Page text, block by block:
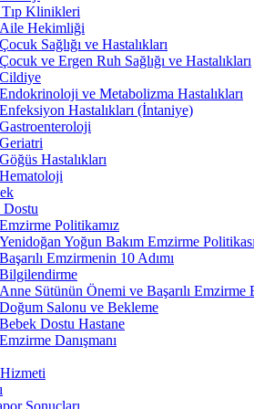
Klinikleri
Aile Hekimliği
Çocuk Sağlığı ve Hastalıkları
Çocuk ve Ergen Ruh Sağlığı ve Hastalıkları
Cildiye
Endokrinoloji ve Metabolizma Hastalıkları
Enfeksiyon Hastalıkları (İntaniye)
Gastroenteroloji
Geriatri
Göğüs Hastalıkları
Hematoloji
Dostu
Emzirme Politikamız
Yenidoğan Yoğun Bakım Emzirme Politikası
Başarılı Emzirmenin 10 Adımı
Bilgilendirme
Anne Sütünün Önemi ve Başarılı Emzirme
Doğum Salonu ve Bekleme
Bebek Dostu Hastane
Emzirme Danışmanı
Sonuçları